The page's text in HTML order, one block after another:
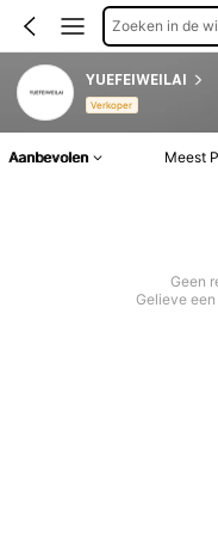
Zoeken in de
YUEFEIWEILAI
Verkoper
Aanbevolen Meest
Geen
Gelieve